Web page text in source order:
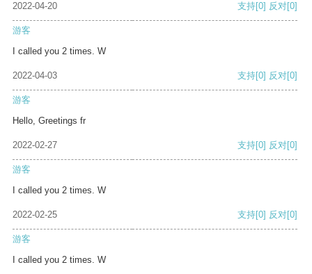
2022-04-20 支持[0] 反对[0]
游客
I called you 2 times. W
2022-04-03 支持[0] 反对[0]
游客
Hello, Greetings fr
2022-02-27 支持[0] 反对[0]
游客
I called you 2 times. W
2022-02-25 支持[0] 反对[0]
游客
I called you 2 times. W